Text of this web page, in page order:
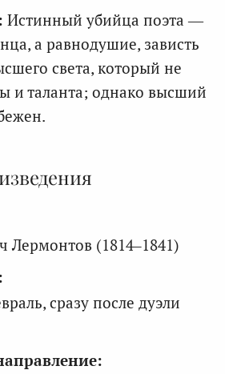
Истинный убийца поэта —
а равнодушие, зависть
света, который не
и таланта; однако высший
(1814–1841)
сразу после дуэли